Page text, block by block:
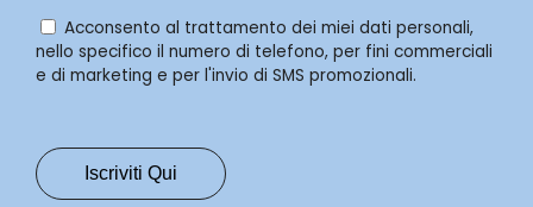
Acconsento al trattamento dei miei dati personali,
nello specifico il numero di telefono, per fini commerciali
e di marketing e per l'invio di SMS promozionali.